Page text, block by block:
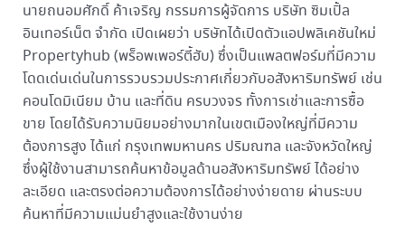
นายถนอมศักดิ์ ค้าเจริญ กรรมการผู้จัดการ บริษัท ซิมเปิ้ล
อินเทอร์เน็ต จำกัด เปิดเผยว่า บริษัทได้เปิดตัวแอปพลิเคชันใหม่
Propertyhub (พร็อพเพอร์ตี้ฮับ) ซึ่งเป็นแพลตฟอร์มที่มีความ
โดดเด่นเด่นในการรวบรวมประกาศเกี่ยวกับอสังหาริมทรัพย์ เช่น
คอนโดมิเนียม บ้าน และที่ดิน ครบวงจร ทั้งการเช่าและการซื้อ
ขาย โดยได้รับความนิยมอย่างมากในเขตเมืองใหญ่ที่มีความ
ต้องการสูง ได้แก่ กรุงเทพมหานคร ปริมณฑล และจังหวัดใหญ่
ซึ่งผู้ใช้งานสามารถค้นหาข้อมูลด้านอสังหาริมทรัพย์ ได้อย่าง
ละเอียด และตรงต่อความต้องการได้อย่างง่ายดาย ผ่านระบบ
ค้นหาที่มีความแม่นยําสูงและใช้งานง่าย